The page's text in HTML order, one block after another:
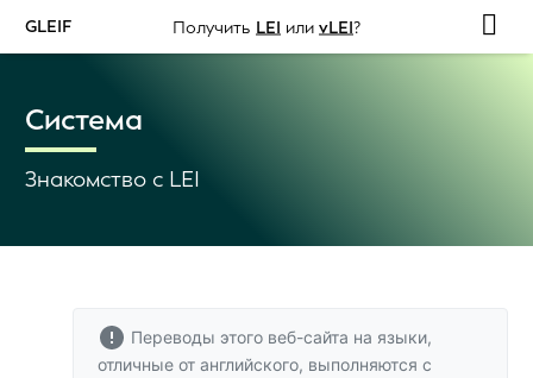
GLEIF Получить LEI или vLEI?
Система
Знакомство с LEI
Переводы этого веб-сайта на языки,
отличные от английского, выполняются с